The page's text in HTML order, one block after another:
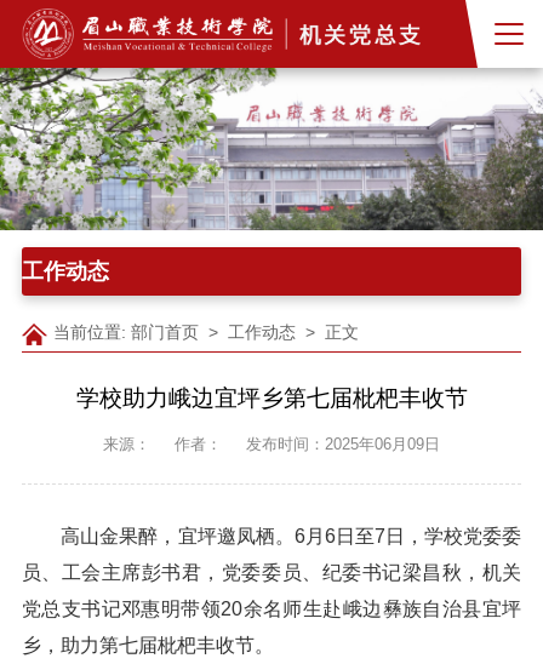
工作动态
当前位置: 部门首页> 工作动态> 正文
学校助力峨边宜坪乡第七届枇杷丰收节
来源： 作者： 发布时间：2025年06月09日
高山金果醉，宜坪邀凤栖。6月6日至7日，学校党委委
员、工会主席彭书君，党委委员、纪委书记梁昌秋，机关
党总支书记邓惠明带领20余名师生赴峨边彝族自治县宜坪
乡，助力第七届枇杷丰收节。